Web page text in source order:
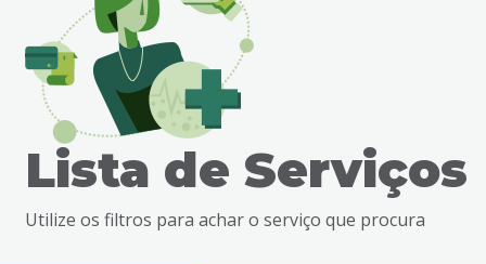
busca
Lista de Serviços
Utilize os filtros para achar o serviço que procura